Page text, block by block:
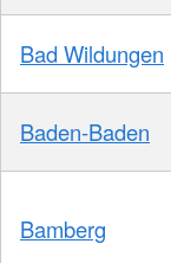
Bad Wildungen
Baden-Baden
Bamberg